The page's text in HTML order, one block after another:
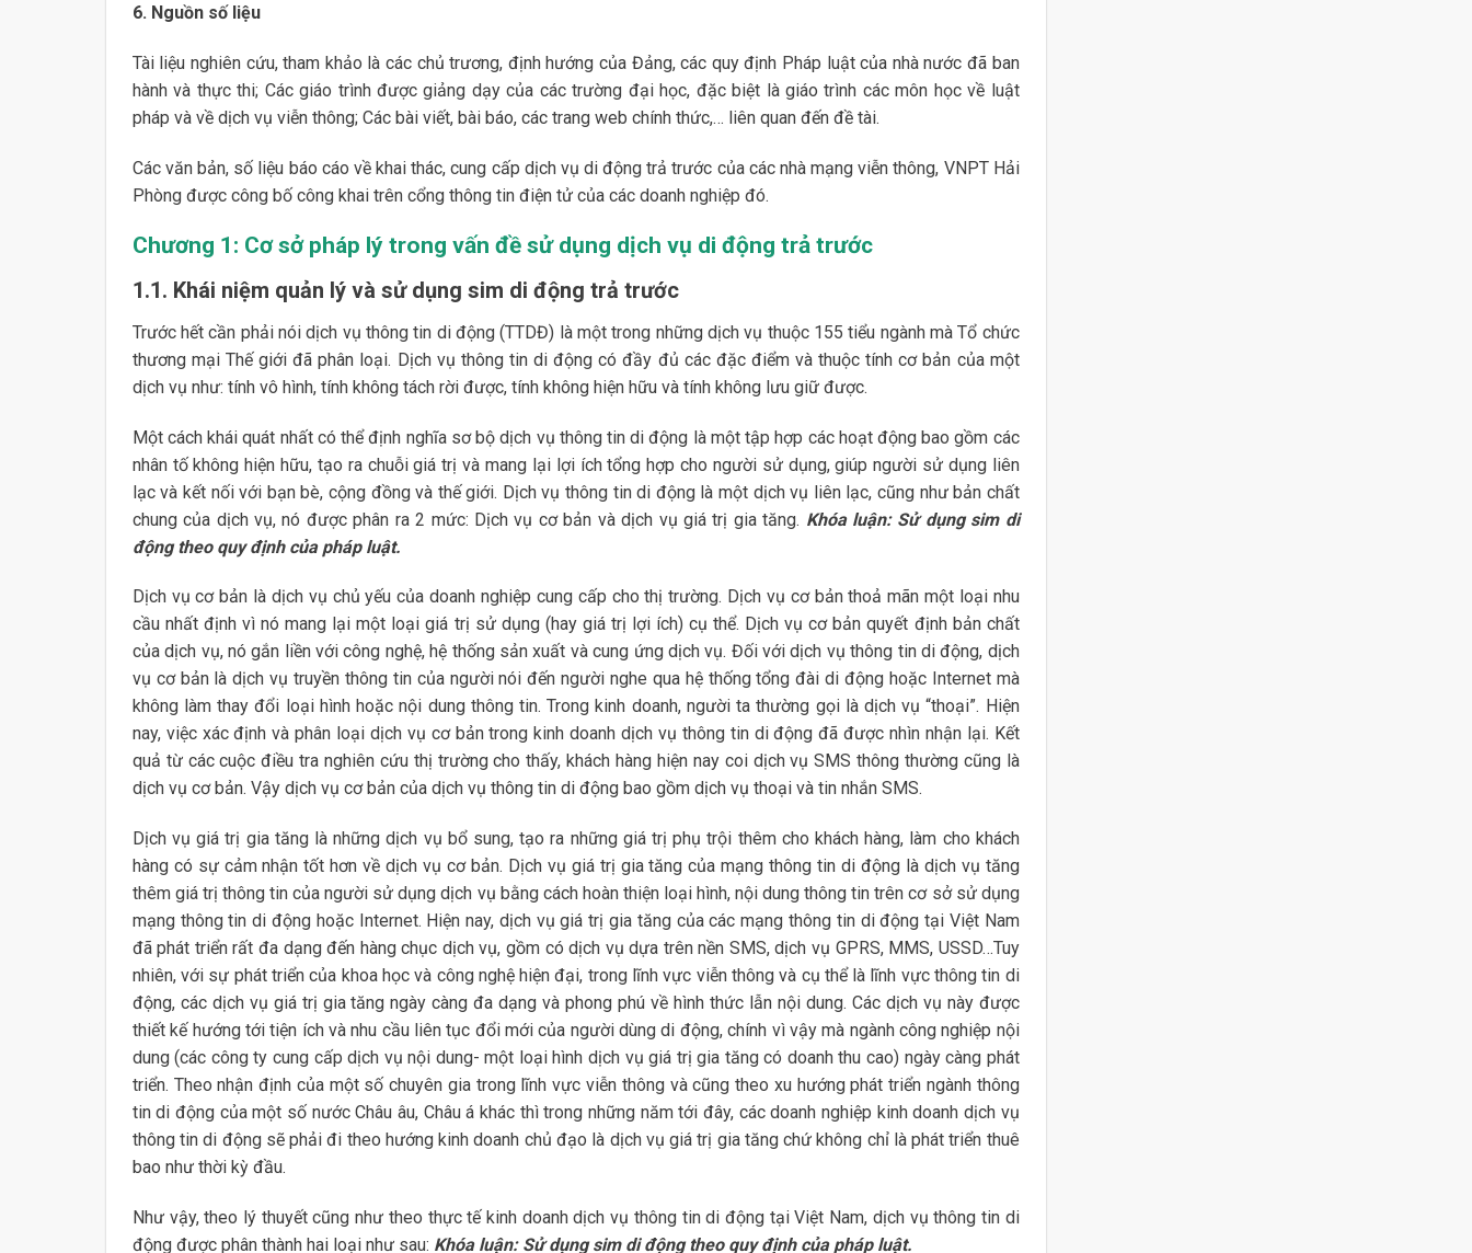
6. Nguồn số liệu
Tài liệu nghiên cứu, tham khảo là các chủ trương, định hướng của Đảng, các quy định Pháp luật của nhà nước đã ban
hành và thực thi; Các giáo trình được giảng dạy của các trường đại học, đặc biệt là giáo trình các môn học về luật
pháp và về dịch vụ viễn thông; Các bài viết, bài báo, các trang web chính thức,… liên quan đến đề tài.
Các văn bản, số liệu báo cáo về khai thác, cung cấp dịch vụ di động trả trước của các nhà mạng viễn thông, VNPT Hải
Phòng được công bố công khai trên cổng thông tin điện tử của các doanh nghiệp đó.
Chương 1: Cơ sở pháp lý trong vấn đề sử dụng dịch vụ di động trả trước
1.1. Khái niệm quản lý và sử dụng sim di động trả trước
Trước hết cần phải nói dịch vụ thông tin di động (TTDĐ) là một trong những dịch vụ thuộc 155 tiểu ngành mà Tổ chức
thương mại Thế giới đã phân loại. Dịch vụ thông tin di động có đầy đủ các đặc điểm và thuộc tính cơ bản của một
dịch vụ như: tính vô hình, tính không tách rời được, tính không hiện hữu và tính không lưu giữ được.
Một cách khái quát nhất có thể định nghĩa sơ bộ dịch vụ thông tin di động là một tập hợp các hoạt động bao gồm các
nhân tố không hiện hữu, tạo ra chuỗi giá trị và mang lại lợi ích tổng hợp cho người sử dụng, giúp người sử dụng liên
lạc và kết nối với bạn bè, cộng đồng và thế giới. Dịch vụ thông tin di động là một dịch vụ liên lạc, cũng như bản chất
chung của dịch vụ, nó được phân ra 2 mức: Dịch vụ cơ bản và dịch vụ giá trị gia tăng. Khóa luận: Sử dụng sim di
động theo quy định của pháp luật.
Dịch vụ cơ bản là dịch vụ chủ yếu của doanh nghiệp cung cấp cho thị trường. Dịch vụ cơ bản thoả mãn một loại nhu
cầu nhất định vì nó mang lại một loại giá trị sử dụng (hay giá trị lợi ích) cụ thể. Dịch vụ cơ bản quyết định bản chất
của dịch vụ, nó gắn liền với công nghệ, hệ thống sản xuất và cung ứng dịch vụ. Đối với dịch vụ thông tin di động, dịch
vụ cơ bản là dịch vụ truyền thông tin của người nói đến người nghe qua hệ thống tổng đài di động hoặc Internet mà
không làm thay đổi loại hình hoặc nội dung thông tin. Trong kinh doanh, người ta thường gọi là dịch vụ “thoại”. Hiện
nay, việc xác định và phân loại dịch vụ cơ bản trong kinh doanh dịch vụ thông tin di động đã được nhìn nhận lại. Kết
quả từ các cuộc điều tra nghiên cứu thị trường cho thấy, khách hàng hiện nay coi dịch vụ SMS thông thường cũng là
dịch vụ cơ bản. Vậy dịch vụ cơ bản của dịch vụ thông tin di động bao gồm dịch vụ thoại và tin nhắn SMS.
Dịch vụ giá trị gia tăng là những dịch vụ bổ sung, tạo ra những giá trị phụ trội thêm cho khách hàng, làm cho khách
hàng có sự cảm nhận tốt hơn về dịch vụ cơ bản. Dịch vụ giá trị gia tăng của mạng thông tin di động là dịch vụ tăng
thêm giá trị thông tin của người sử dụng dịch vụ bằng cách hoàn thiện loại hình, nội dung thông tin trên cơ sở sử dụng
mạng thông tin di động hoặc Internet. Hiện nay, dịch vụ giá trị gia tăng của các mạng thông tin di động tại Việt Nam
đã phát triển rất đa dạng đến hàng chục dịch vụ, gồm có dịch vụ dựa trên nền SMS, dịch vụ GPRS, MMS, USSD…Tuy
nhiên, với sự phát triển của khoa học và công nghệ hiện đại, trong lĩnh vực viễn thông và cụ thể là lĩnh vực thông tin di
động, các dịch vụ giá trị gia tăng ngày càng đa dạng và phong phú về hình thức lẫn nội dung. Các dịch vụ này được
thiết kế hướng tới tiện ích và nhu cầu liên tục đổi mới của người dùng di động, chính vì vậy mà ngành công nghiệp nội
dung (các công ty cung cấp dịch vụ nội dung- một loại hình dịch vụ giá trị gia tăng có doanh thu cao) ngày càng phát
triển. Theo nhận định của một số chuyên gia trong lĩnh vực viễn thông và cũng theo xu hướng phát triển ngành thông
tin di động của một số nước Châu âu, Châu á khác thì trong những năm tới đây, các doanh nghiệp kinh doanh dịch vụ
thông tin di động sẽ phải đi theo hướng kinh doanh chủ đạo là dịch vụ giá trị gia tăng chứ không chỉ là phát triển thuê
bao như thời kỳ đầu.
Như vậy, theo lý thuyết cũng như theo thực tế kinh doanh dịch vụ thông tin di động tại Việt Nam, dịch vụ thông tin di
động được phân thành hai loại như sau: Khóa luận: Sử dụng sim di động theo quy định của pháp luật.